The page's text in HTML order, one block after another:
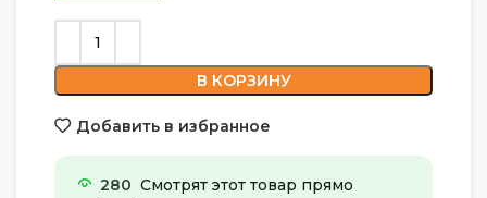
В КОРЗИНУ
Добавить в избранное
280 Смотрят этот товар прямо